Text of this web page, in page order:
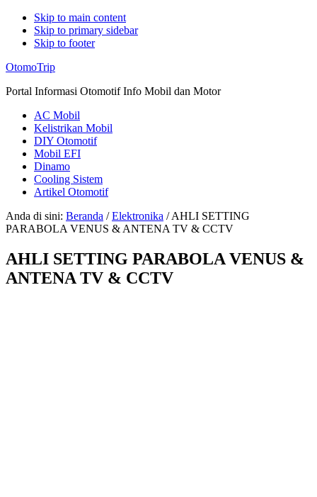
Skip to main content
Skip to primary sidebar
Skip to footer
Additional
menu
OtomoTrip
Portal Informasi Otomotif Info Mobil dan Motor
AC Mobil
Kelistrikan Mobil
DIY Otomotif
Mobil EFI
Dinamo
Cooling Sistem
Artikel Otomotif
Anda di sini: Beranda / Elektronika /AHLI SETTING
PARABOLA VENUS & ANTENA TV & CCTV
AHLI SETTING PARABOLA VENUS &
ANTENA TV & CCTV